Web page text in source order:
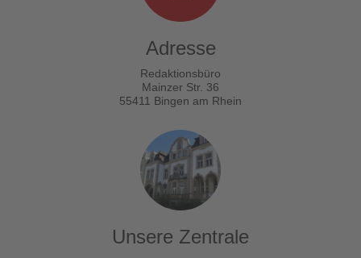
Adresse
Redaktionsbüro
Mainzer Str. 36
55411 Bingen am Rhein
Unsere Zentrale